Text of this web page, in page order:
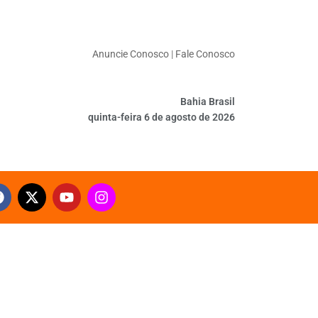
Anuncie Conosco | Fale Conosco
Bahia Brasil
quinta-feira 6 de agosto de 2026